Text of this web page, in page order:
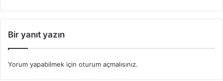
Bir yanıt yazın
Yorum yapabilmek için oturum açmalısınız.